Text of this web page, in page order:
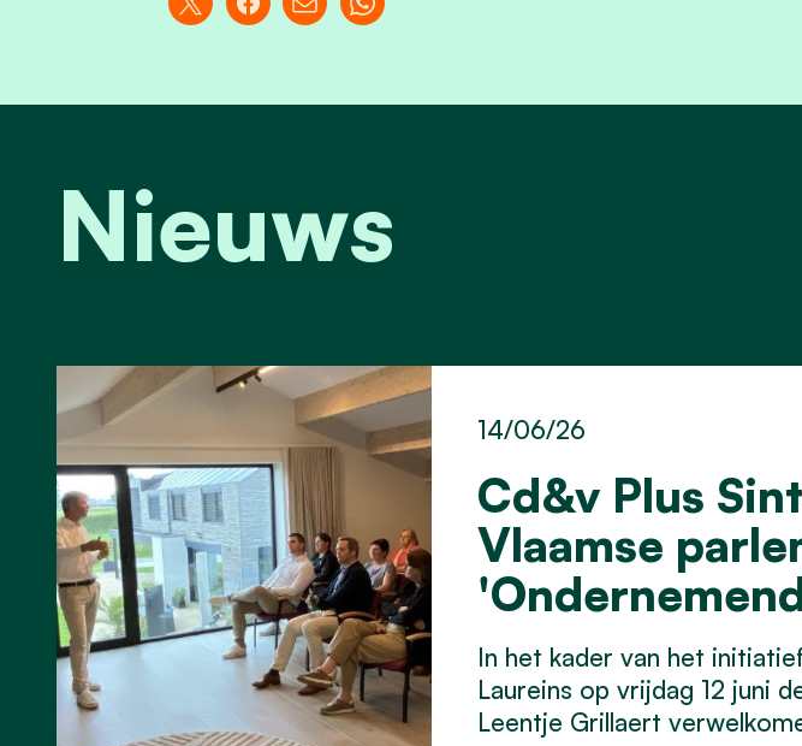
Nieuws
Cd&v Plus
Vlaamse
14/06/26
In het kader van het
Laureins op vrijdag 12 juni
Leentje Grillaert